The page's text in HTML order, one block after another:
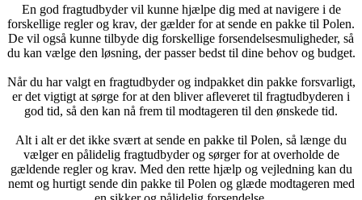
En god fragtudbyder vil kunne hjælpe dig med at navigere i de
forskellige regler og krav, der gælder for at sende en pakke til Polen.
De vil også kunne tilbyde dig forskellige forsendelsesmuligheder, så
du kan vælge den løsning, der passer bedst til dine behov og budget.
Når du har valgt en fragtudbyder og indpakket din pakke forsvarligt,
er det vigtigt at sørge for at den bliver afleveret til fragtudbyderen i
god tid, så den kan nå frem til modtageren til den ønskede tid.
Alt i alt er det ikke svært at sende en pakke til Polen, så længe du
vælger en pålidelig fragtudbyder og sørger for at overholde de
gældende regler og krav. Med den rette hjælp og vejledning kan du
nemt og hurtigt sende din pakke til Polen og glæde modtageren med